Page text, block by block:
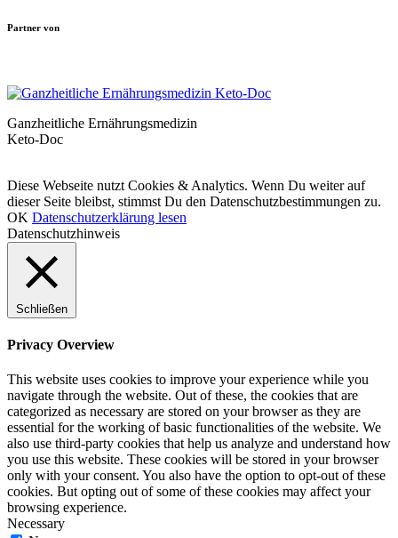
Partner von
Ganzheitliche Ernährungsmedizin
Keto-Doc
Diese Webseite nutzt Cookies & Analytics. Wenn Du weiter auf
dieser Seite bleibst, stimmst Du den Datenschutzbestimmungen zu.
OK Datenschutzerklärung lesen
Datenschutzhinweis
Schließen
Privacy Overview
This website uses cookies to improve your experience while you
navigate through the website. Out of these, the cookies that are
categorized as necessary are stored on your browser as they are
essential for the working of basic functionalities of the website. We
also use third-party cookies that help us analyze and understand how
you use this website. These cookies will be stored in your browser
only with your consent. You also have the option to opt-out of these
cookies. But opting out of some of these cookies may affect your
browsing experience.
Necessary